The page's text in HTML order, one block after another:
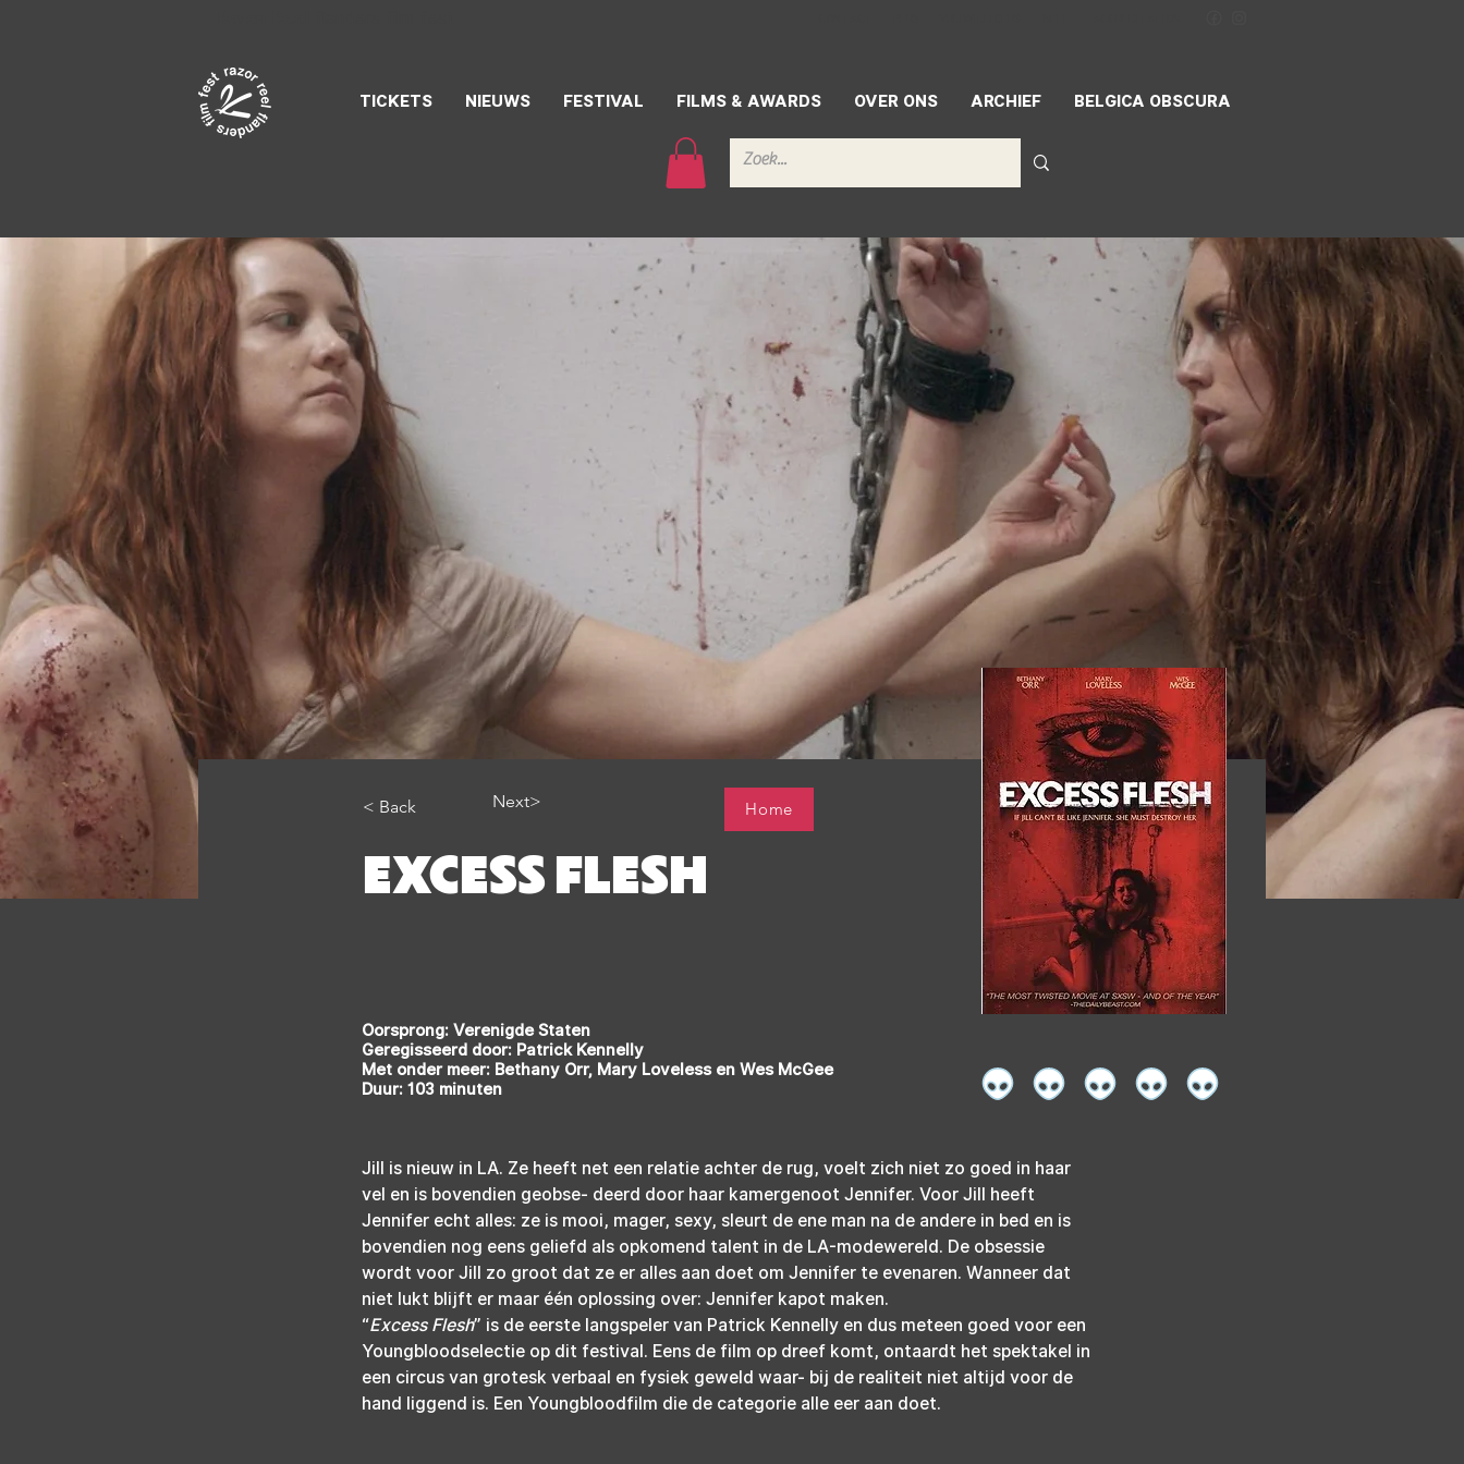
TICKETS NIEUWS FESTIVAL FILMS & AWARDS OVER ONS ARCHIEF BELGICA OBSCURA
< Back Next> Home
EXCESS FLESH
Oorsprong: Verenigde Staten
Geregisseerd door: Patrick Kennelly
Met onder meer: Bethany Orr, Mary Loveless en Wes McGee
Duur: 103 minuten
Jill is nieuw in LA. Ze heeft net een relatie achter de rug, voelt zich niet zo goed in haar
vel en is bovendien geobse- deerd door haar kamergenoot Jennifer. Voor Jill heeft
Jennifer echt alles: ze is mooi, mager, sexy, sleurt de ene man na de andere in bed en is
bovendien nog eens geliefd als opkomend talent in de LA-modewereld. De obsessie
wordt voor Jill zo groot dat ze er alles aan doet om Jennifer te evenaren. Wanneer dat
niet lukt blijft er maar één oplossing over: Jennifer kapot maken.
“Excess Flesh” is de eerste langspeler van Patrick Kennelly en dus meteen goed voor een
Youngbloodselectie op dit festival. Eens de film op dreef komt, ontaardt het spektakel in
een circus van grotesk verbaal en fysiek geweld waar- bij de realiteit niet altijd voor de
hand liggend is. Een Youngbloodfilm die de categorie alle eer aan doet.